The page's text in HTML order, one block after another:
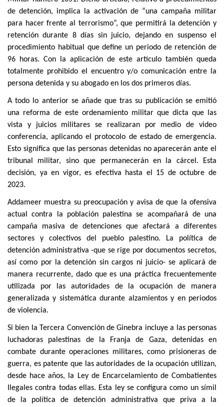
de detención, implica la activación de “una campaña militar
para hacer frente al terrorismo”, que permitirá la detención y
retención durante 8 días sin juicio, dejando en suspenso el
procedimiento habitual que define un periodo de retención de
96 horas. Con la aplicación de este artículo también queda
totalmente prohibido el encuentro y/o comunicación entre la
persona detenida y su abogado en los dos primeros días.
A todo lo anterior se añade que tras su publicación se emitió
una reforma de este ordenamiento militar que dicta que las
vista y juicios militares se realizaran por medio de video
conferencia, aplicando el protocolo de estado de emergencia.
Esto significa que las personas detenidas no aparecerán ante el
tribunal militar, sino que permanecerán en la cárcel. Esta
decisión, ya en vigor, es efectiva hasta el 15 de octubre de
2023.
Addameer muestra su preocupación y avisa de que la ofensiva
actual contra la población palestina se acompañará de una
campaña masiva de detenciones que afectará a diferentes
sectores y colectivos del pueblo palestino. La política de
detención administrativa -que se rige por documentos secretos,
así como por la detención sin cargos ni juicio- se aplicará de
manera recurrente, dado que es una práctica frecuentemente
utilizada por las autoridades de la ocupación de manera
generalizada y sistemática durante alzamientos y en periodos
de violencia.
Si bien la Tercera Convención de Ginebra incluye a las personas
luchadoras palestinas de la Franja de Gaza, detenidas en
combate durante operaciones militares, como prisioneras de
guerra, es patente que las autoridades de la ocupación utilizan,
desde hace años, la Ley de Encarcelamiento de Combatientes
Ilegales contra todas ellas. Esta ley se configura como un símil
de la política de detención administrativa que priva a la